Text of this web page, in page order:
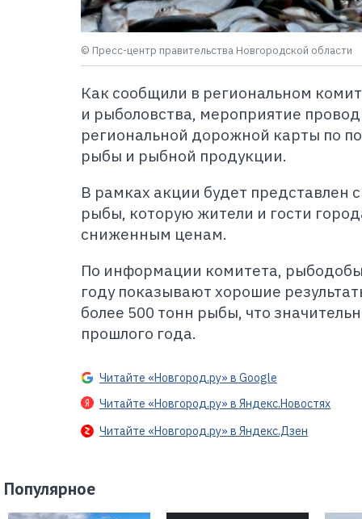
© Пресс-центр правительства Новгородской области
Как сообщили в региональном
и рыболовства, мероприятие
региональной дорожной карты по
рыбы и рыбной продукции.
В рамках акции будет представлен
рыбы, которую жители и гости
сниженным ценам.
По информации комитета,
году показывают хорошие
более 500 тонн рыбы, что
прошлого года.
Читайте «Новгород.ру» в Google
Читайте «Новгород.ру» в Яндекс.Новостях
Читайте «Новгород.ру» в Яндекс.Дзен
Популярное